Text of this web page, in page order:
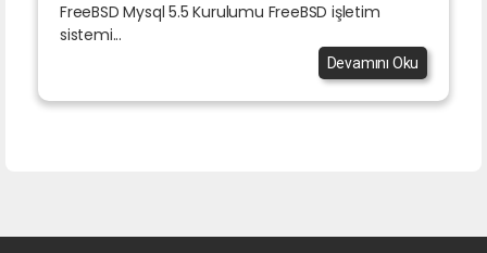
FreeBSD Mysql 5.5 Kurulumu FreeBSD işletim
sistemi...
Devamını Oku